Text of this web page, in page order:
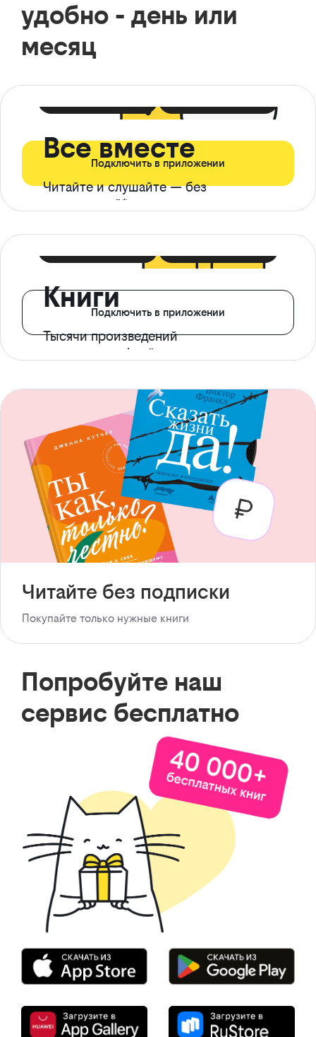
удобно - день или
месяц
Все вместе
Читайте и слушайте — без
ограничений*
Подключить в приложении
Книги
Тысячи произведений
с доступом офлайн
Подключить в приложении
Читайте без подписки
Покупайте только нужные книги
Попробуйте наш
сервис бесплатно